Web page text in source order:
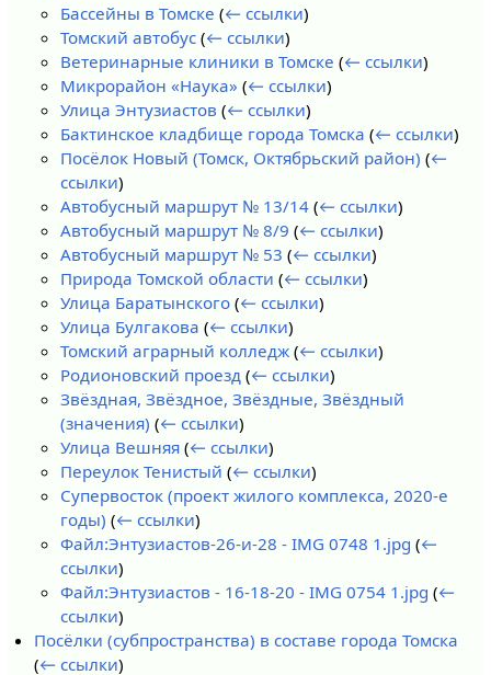
Бассейны в Томске (← ссылки)
Томский автобус (← ссылки)
Ветеринарные клиники в Томске (← ссылки)
Микрорайон «Наука» (← ссылки)
Улица Энтузиастов (← ссылки)
Бактинское кладбище города Томска (← ссылки)
Посёлок Новый (Томск, Октябрьский район) (←
ссылки)
Автобусный маршрут № 13/14 (← ссылки)
Автобусный маршрут № 8/9 (← ссылки)
Автобусный маршрут № 53 (← ссылки)
Природа Томской области (← ссылки)
Улица Баратынского (← ссылки)
Улица Булгакова (← ссылки)
Томский аграрный колледж (← ссылки)
Родионовский проезд (← ссылки)
Звёздная, Звёздное, Звёздные, Звёздный
(значения) (← ссылки)
Улица Вешняя (← ссылки)
Переулок Тенистый (← ссылки)
Супервосток (проект жилого комплекса, 2020-е
годы) (← ссылки)
Файл:Энтузиастов-26-и-28 - IMG 0748 1.jpg (←
ссылки)
Файл:Энтузиастов - 16-18-20 - IMG 0754 1.jpg (←
ссылки)
Посёлки (субпространства) в составе города Томска
(← ссылки)